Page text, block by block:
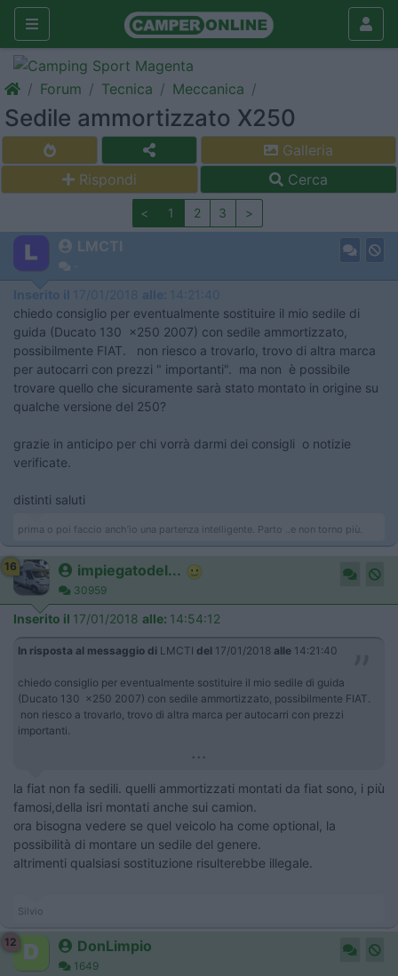
Forum Tecnica Meccanica
Sedile ammortizzato X250
Galleria
Rispondi
Cerca
< 1 2 3 >
LMCTI
Inserito il 17/01/2018 alle: 14:21:40
chiedo consiglio per eventualmente sostituire il mio sedile di
guida (Ducato 130 x250 2007) con sedile ammortizzato,
possibilmente FIAT. non riesco a trovarlo, trovo di altra marca
per autocarri con prezzi " importanti". ma non è possibile
trovare quello che sicuramente sarà stato montato in origine su
qualche versione del 250?
grazie in anticipo per chi vorrà darmi dei consigli o notizie
verificate.
distinti saluti
prima o poi faccio anch’io una partenza intelligente. Parto ..e non torno più.
16 impiegatodel...
30959
Inserito il 17/01/2018 alle: 14:54:12
In risposta al messaggio di LMCTI del 17/01/2018 alle 14:21:40
chiedo consiglio per eventualmente sostituire il mio sedile di guida
(Ducato 130 x250 2007) con sedile ammortizzato, possibilmente FIAT.
non riesco a trovarlo, trovo di altra marca per autocarri con prezzi
importanti.
...
la fiat non fa sedili. quelli ammortizzati montati da fiat sono, i più
famosi,della isri montati anche sui camion.
ora bisogna vedere se quel veicolo ha come optional, la
possibilità di montare un sedile del genere.
altrimenti qualsiasi sostituzione risulterebbe illegale.
Silvio
12 DonLimpio
1649